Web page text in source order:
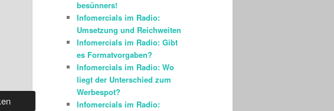
besünners!
Infomercials im Radio:
Umsetzung und Reichweiten
Infomercials im Radio: Gibt
es Formatvorgaben?
Infomercials im Radio: Wo
liegt der Unterschied zum
Werbespot?
Infomercials im Radio: